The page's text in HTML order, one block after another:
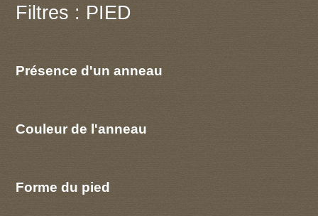
Filtres : PIED
Présence d'un anneau
Couleur de l'anneau
Forme du pied